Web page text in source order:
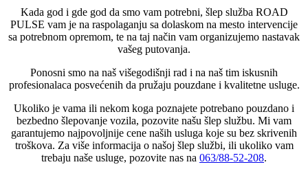
Kada god i gde god da smo vam potrebni, šlep služba ROAD
PULSE vam je na raspolaganju sa dolaskom na mesto intervencije
sa potrebnom opremom, te na taj način vam organizujemo nastavak
vašeg putovanja.
Ponosni smo na naš višegodišnji rad i na naš tim iskusnih
profesionalaca posvećenih da pružaju pouzdane i kvalitetne usluge.
Ukoliko je vama ili nekom koga poznajete potrebano pouzdano i
bezbedno šlepovanje vozila, pozovite našu šlep službu. Mi vam
garantujemo najpovoljnije cene naših usluga koje su bez skrivenih
troškova. Za više informacija o našoj šlep službi, ili ukoliko vam
trebaju naše usluge, pozovite nas na 063/88-52-208.